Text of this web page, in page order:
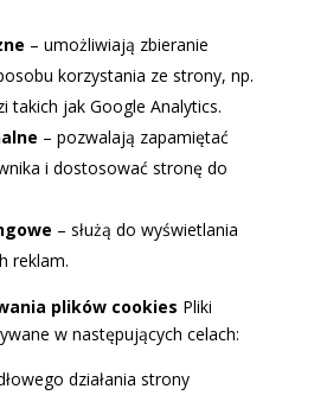
– umożliwiają zbieranie
korzystania ze strony, np.
takich jak Google Analytics.
– pozwalają zapamiętać
i dostosować stronę do
– służą do wyświetlania
reklam.
plików cookies Pliki
w następujących celach:
działania strony